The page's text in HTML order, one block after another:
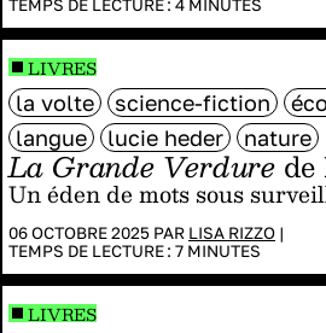
TEMPS DE LECTURE : 4 MINUTES
La Grande Verdure
Un éden de mots sous
06 OCTOBRE 2025 PAR LISA RIZZO |
TEMPS DE LECTURE : 7 MINUTES
la volte science-fiction
langue
lucie heder nature
LIVRES
LIVRES